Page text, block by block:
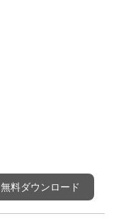
無料ダウンロード